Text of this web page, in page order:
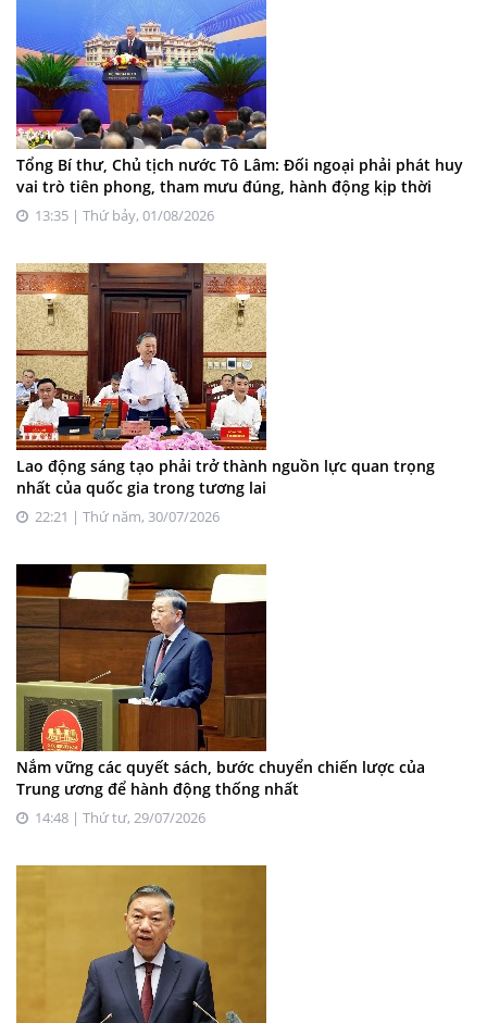
Tổng Bí thư, Chủ tịch nước Tô Lâm: Đối ngoại phải phát huy
vai trò tiên phong, tham mưu đúng, hành động kịp thời
13:35 | Thứ bảy, 01/08/2026
Lao động sáng tạo phải trở thành nguồn lực quan trọng
nhất của quốc gia trong tương lai
22:21 | Thứ năm, 30/07/2026
Nắm vững các quyết sách, bước chuyển chiến lược của
Trung ương để hành động thống nhất
14:48 | Thứ tư, 29/07/2026